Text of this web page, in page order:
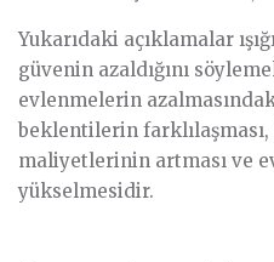
Yukarıdaki açıklamalar
güvenin azaldığını
evlenmelerin
beklentilerin
maliyetlerinin artması ve
yükselmesidir.